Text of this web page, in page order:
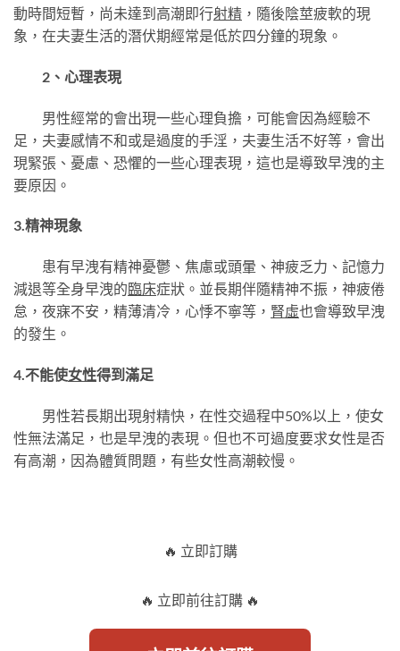
動時間短暫，尚未達到高潮即行射精 ，隨後陰莖疲軟的現
象，在夫妻生活的潛伏期經常是低於四分鐘的現象。
2、心理表現
男性經常的會出現一些心理負擔，可能會因為經驗不
足，夫妻感情不和或是過度的手淫，夫妻生活不好等，會出
現緊張、憂慮、恐懼的一些心理表現，這也是導致早洩的主
要原因。
3.精神現象
患有早洩有精神憂鬱、焦慮或頭暈、神疲乏力、記憶力
減退等全身早洩的臨床症狀。並長期伴隨精神不振，神疲倦
怠，夜寐不安，精薄清冷，心悸不寧等， 腎虛也會導致早洩
的發生。
4.不能使女性得到滿足
男性若長期出現射精快，在性交過程中50%以上，使女
性無法滿足，也是早洩的表現。但也不可過度要求女性是否
有高潮，因為體質問題，有些女性高潮較慢。
🔥 立即訂購
🔥 立即前往訂購 🔥